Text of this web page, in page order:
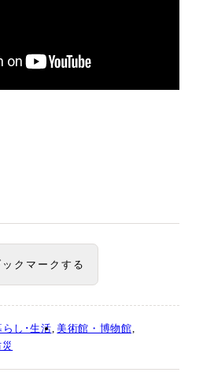
ックマーク する
らし･生活 美術館・博物館